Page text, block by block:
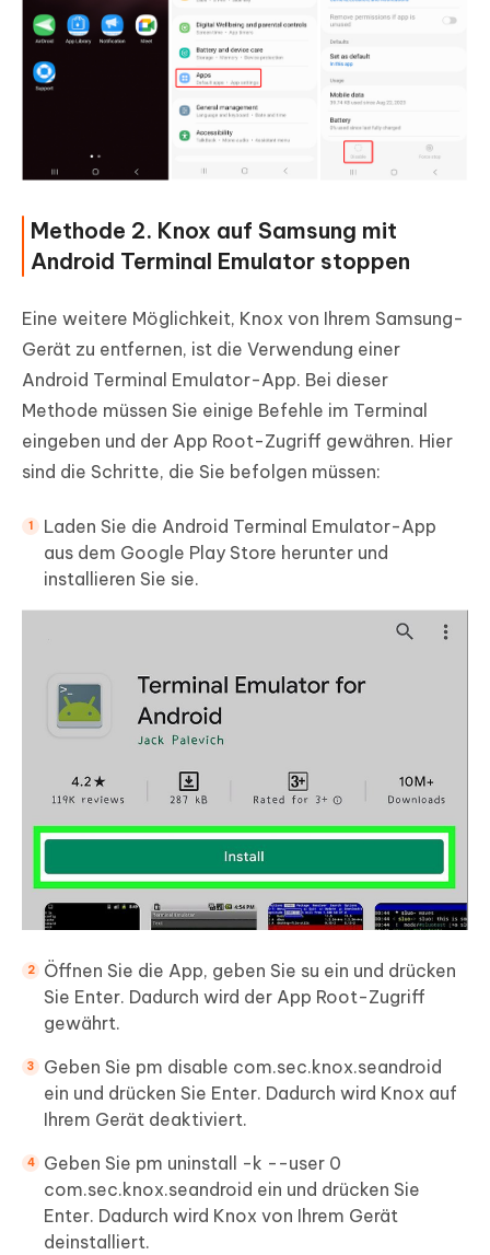
Methode 2. Knox auf Samsung mit
Android Terminal Emulator stoppen
Eine weitere Möglichkeit, Knox von Ihrem Samsung-
Gerät zu entfernen, ist die Verwendung einer
Android Terminal Emulator-App. Bei dieser
Methode müssen Sie einige Befehle im Terminal
eingeben und der App Root-Zugriff gewähren. Hier
sind die Schritte, die Sie befolgen müssen:
Laden Sie die Android Terminal Emulator-App
aus dem Google Play Store herunter und
installieren Sie sie.
Öffnen Sie die App, geben Sie su ein und drücken
Sie Enter. Dadurch wird der App Root-Zugriff
gewährt.
Geben Sie pm disable com.sec.knox.seandroid
ein und drücken Sie Enter. Dadurch wird Knox auf
Ihrem Gerät deaktiviert.
Geben Sie pm uninstall -k --user 0
com.sec.knox.seandroid ein und drücken Sie
Enter. Dadurch wird Knox von Ihrem Gerät
deinstalliert.